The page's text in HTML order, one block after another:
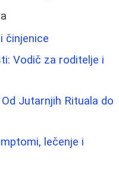
činjenice
Vodič za roditelje i
Jutarnjih Rituala do
lečenje i